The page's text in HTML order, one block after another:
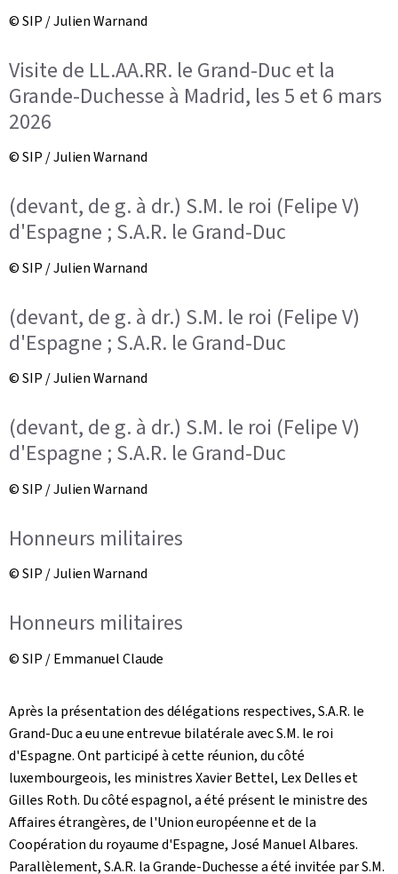
© SIP / Julien Warnand
Visite de LL.AA.RR. le Grand-Duc et la
Grande-Duchesse à Madrid, les 5 et 6 mars
2026
© SIP / Julien Warnand
(devant, de g. à dr.) S.M. le roi (Felipe V)
d'Espagne ; S.A.R. le Grand-Duc
© SIP / Julien Warnand
(devant, de g. à dr.) S.M. le roi (Felipe V)
d'Espagne ; S.A.R. le Grand-Duc
© SIP / Julien Warnand
(devant, de g. à dr.) S.M. le roi (Felipe V)
d'Espagne ; S.A.R. le Grand-Duc
© SIP / Julien Warnand
Honneurs militaires
© SIP / Julien Warnand
Honneurs militaires
© SIP / Emmanuel Claude
Après la présentation des délégations respectives, S.A.R. le
Grand-Duc a eu une entrevue bilatérale avec S.M. le roi
d'Espagne. Ont participé à cette réunion, du côté
luxembourgeois, les ministres Xavier Bettel, Lex Delles et
Gilles Roth. Du côté espagnol, a été présent le ministre des
Affaires étrangères, de l'Union européenne et de la
Coopération du royaume d'Espagne, José Manuel Albares.
Parallèlement, S.A.R. la Grande-Duchesse a été invitée par S.M.